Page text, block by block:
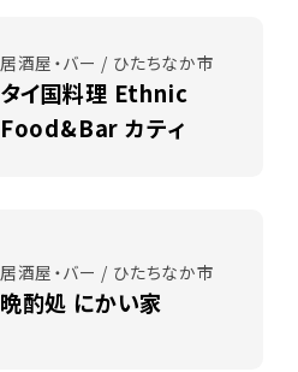
居酒屋・バー / ひたちなか市
タイ国料理 Ethnic
Food&Bar カティ
居酒屋・バー / ひたちなか市
晩酌処 にかい家